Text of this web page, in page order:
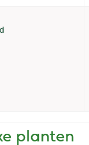
planten